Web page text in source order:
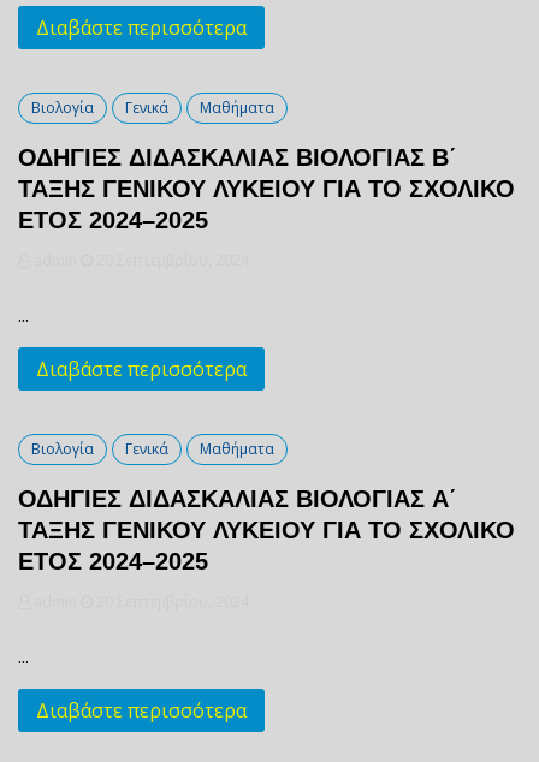
Διαβάστε περισσότερα
Βιολογία Γενικά Μαθήματα
ΟΔΗΓΙΕΣ ΔΙΔΑΣΚΑΛΙΑΣ ΒΙΟΛΟΓΙΑΣ Β΄
ΤΑΞΗΣ ΓΕΝΙΚΟΥ ΛΥΚΕΙΟΥ ΓΙΑ ΤΟ ΣΧΟΛΙΚΟ
ΕΤΟΣ 2024–2025
...
Διαβάστε περισσότερα
Βιολογία Γενικά Μαθήματα
ΟΔΗΓΙΕΣ ΔΙΔΑΣΚΑΛΙΑΣ ΒΙΟΛΟΓΙΑΣ Α΄
ΤΑΞΗΣ ΓΕΝΙΚΟΥ ΛΥΚΕΙΟΥ ΓΙΑ ΤΟ ΣΧΟΛΙΚΟ
ΕΤΟΣ 2024–2025
...
Διαβάστε περισσότερα